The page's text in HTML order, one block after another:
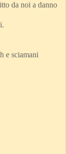
da noi a danno
e sciamani